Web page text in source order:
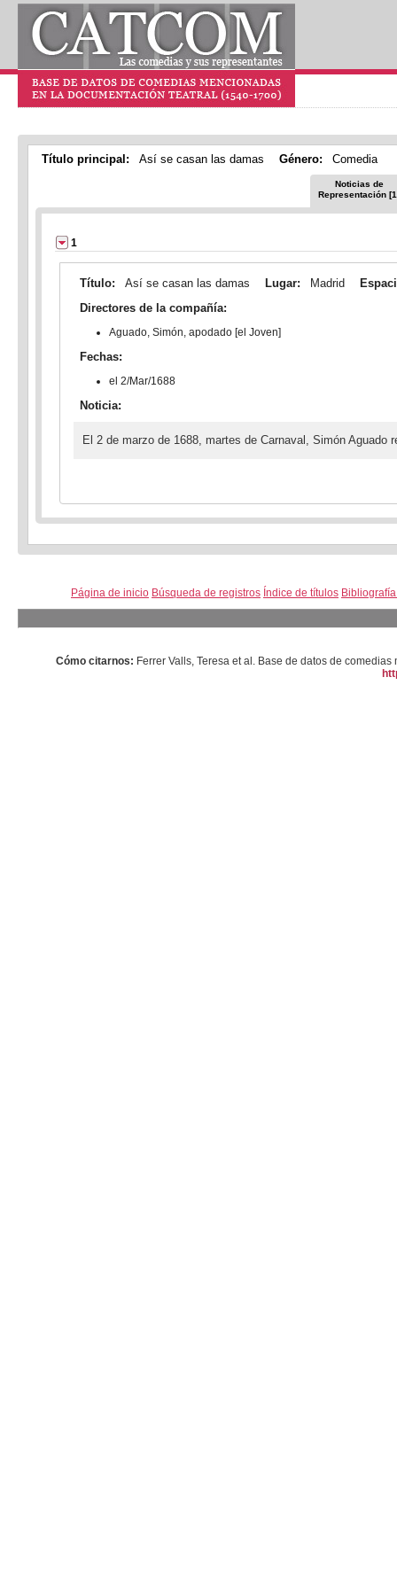
Título principal: Así se casan las damas Género: Comedia
Noticias de
Representación
1
Título: Así se casan las damas Lugar: Madrid
Directores de la compañía:
Aguado, Simón, apodado [el Joven]
Fechas:
el 2/Mar/1688
Noticia:
El 2 de marzo de 1688, martes de Carnaval, Simón Aguado
Página de inicio Búsqueda de registros Índice de títulos
Cómo citarnos: Ferrer Valls, Teresa et al. Base de datos de